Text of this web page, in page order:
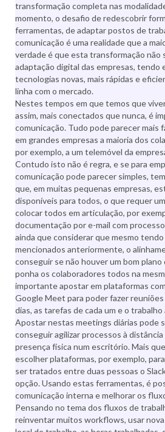
transformação completa nas
momento, o desafio de redescobrir
ferramentas, de adaptar postos de
comunicação é uma realidade que a
verdade é que esta transformação não
adaptação digital das empresas, tendo
tecnologias novas, mais rápidas e
linha com o mercado.
Nestes tempos em que temos que
assim, mais conectados que nunca, é
comunicação. Tudo pode parecer mais
em grandes empresas a maioria dos
por exemplo, a um telemóvel da
Contudo isto não é regra, e se para
comunicação pode parecer simples,
que, em muitas pequenas empresas,
disponíveis para todos, o que requer
colocar todos em articulação, por
documentação por e-mail com
ainda que considerar que mesmo
mencionados anteriormente, o
conseguir se não houver um bom
ponha os colaboradores todos na
importante apostar em plataformas
Google Meet para poder fazer
dias, as tarefas de cada um e o
Apostar nestas meetings diárias pode
conseguir agilizar processos à
presença física num escritório. Mais
escolher plataformas, por exemplo,
ser tratados entre duas pessoas o
opção. Usando estas ferramentas, é
comunicação interna e melhorar os
Pensando no tema dos fluxos de
reinventar muitos workflows, usar